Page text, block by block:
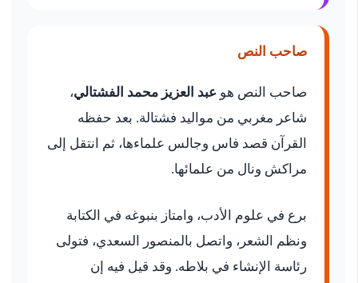
صاحب النص
صاحب النص هو عبد العزيز محمد الفشتالي،
شاعر مغربي من مواليد فشتالة. بعد حفظه
القرآن قصد فاس وجالس علماءها، ثم انتقل إلى
مراكش ونال من علمائها.
برع في علوم الأدب، وامتاز بنبوغه في الكتابة
ونظم الشعر، واتصل بالمنصور السعدي، فتولى
رئاسة الإنشاء في بلاطه. وقد قيل فيه إن